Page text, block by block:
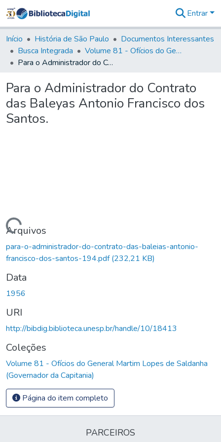
&
Coleções
Tudo na
Biblioteca
Estatísticas
Entrar
Início História de São Paulo
Documentos Interessantes
Busca Integrada
Volume 81 - Ofícios do General Martim Lopes de Saldanha (Governador da Capitania)
Para o Administrador do Contrato das Baleyas Antonio Francisco dos Santos.
Para o Administrador do Contrato
das Baleyas Antonio Francisco dos
Santos.
Carregando...
Arquivos
para-o-administrador-do-contrato-das-baleias-antonio-
francisco-dos-santos-194.pdf(232,21 KB)
Data
1956
URI
http://bibdig.biblioteca.unesp.br/handle/10/18413
Coleções
Volume 81 - Ofícios do General Martim Lopes de Saldanha
(Governador da Capitania)
Página do item completo
PARCEIROS